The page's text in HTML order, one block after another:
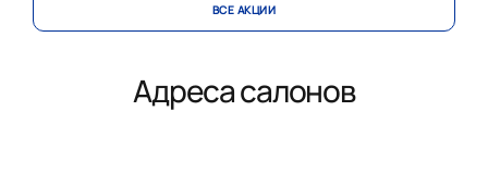
ВСЕ АКЦИИ
Адреса салонов